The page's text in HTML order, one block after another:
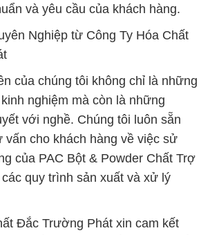
và yêu cầu của khách hàng.
Nghiệp từ Công Ty Hóa Chất
của chúng tôi không chỉ là những
nghiệm mà còn là những
với nghề. Chúng tôi luôn sẵn
vấn cho khách hàng về việc sử
của PAC Bột & Powder Chất Trợ
quy trình sản xuất và xử lý
Đắc Trường Phát xin cam kết